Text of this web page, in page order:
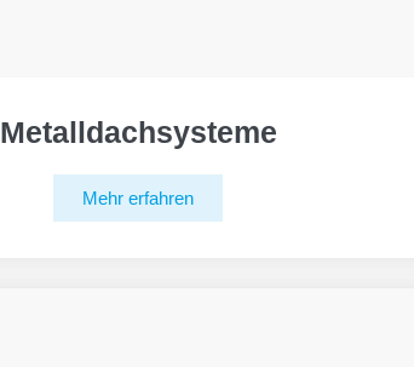
Metalldachsysteme
Mehr erfahren